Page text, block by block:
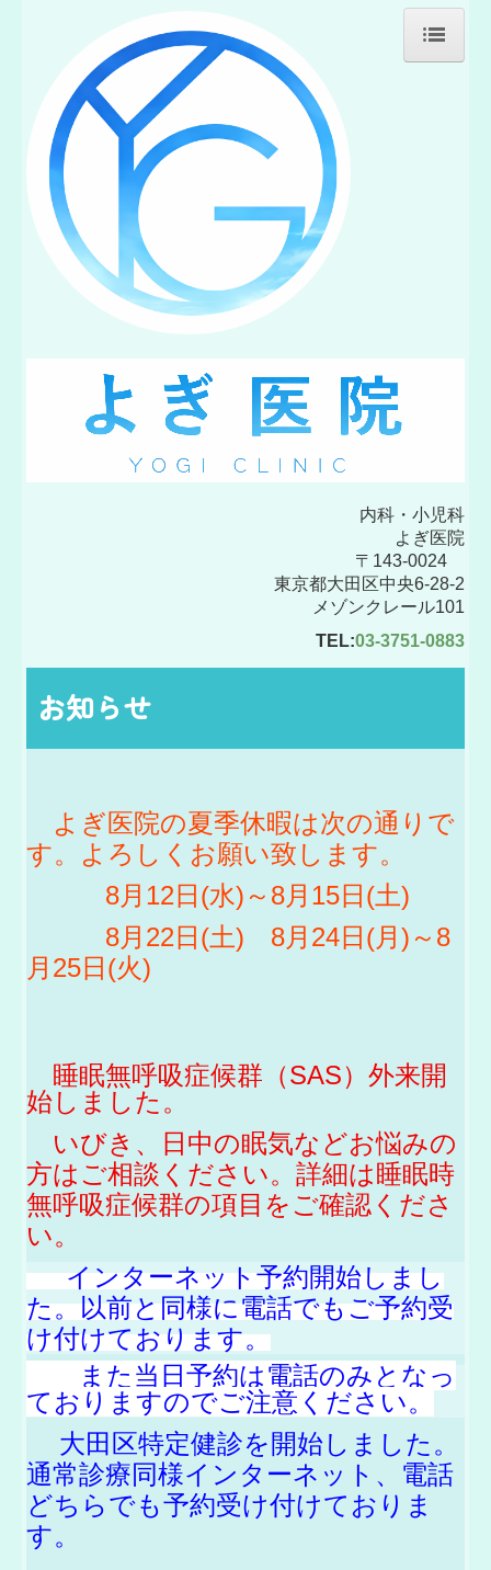
ホーム
診療のご案内
予防接種
睡眠時無呼吸症候群
施設・設備のご案内
交通案内
院長紹介
非常勤医師
内科・小児科
よぎ医院
〒143-0024
東京都大田区中央6-28-2
メゾンクレール101
TEL:03-3751-0883
お知らせ
よぎ医院の夏季休暇は次の通りで
す。よろしくお願い致します。
8月12日(水)～8月15日(土)
8月22日(土) 8月24日(月)～8
月25日(火)
睡眠無呼吸症候群（SAS）外来開
始しました。
いびき、日中の眠気などお悩みの
方はご相談ください。詳細は睡眠時
無呼吸症候群の項目をご確認くださ
い。
インターネット予約開始しまし
た。以前と同様に電話でもご予約受
け付けております。
また当日予約は電話のみとなっ
ておりますのでご注意ください。
大田区特定健診を開始しました。
通常診療同様インターネット、電話
どちらでも予約受け付けておりま
す。